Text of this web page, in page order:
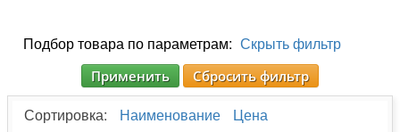
Подбор товара по параметрам: Скрыть фильтр
Применить Сбросить фильтр
Сортировка: Наименование Цена